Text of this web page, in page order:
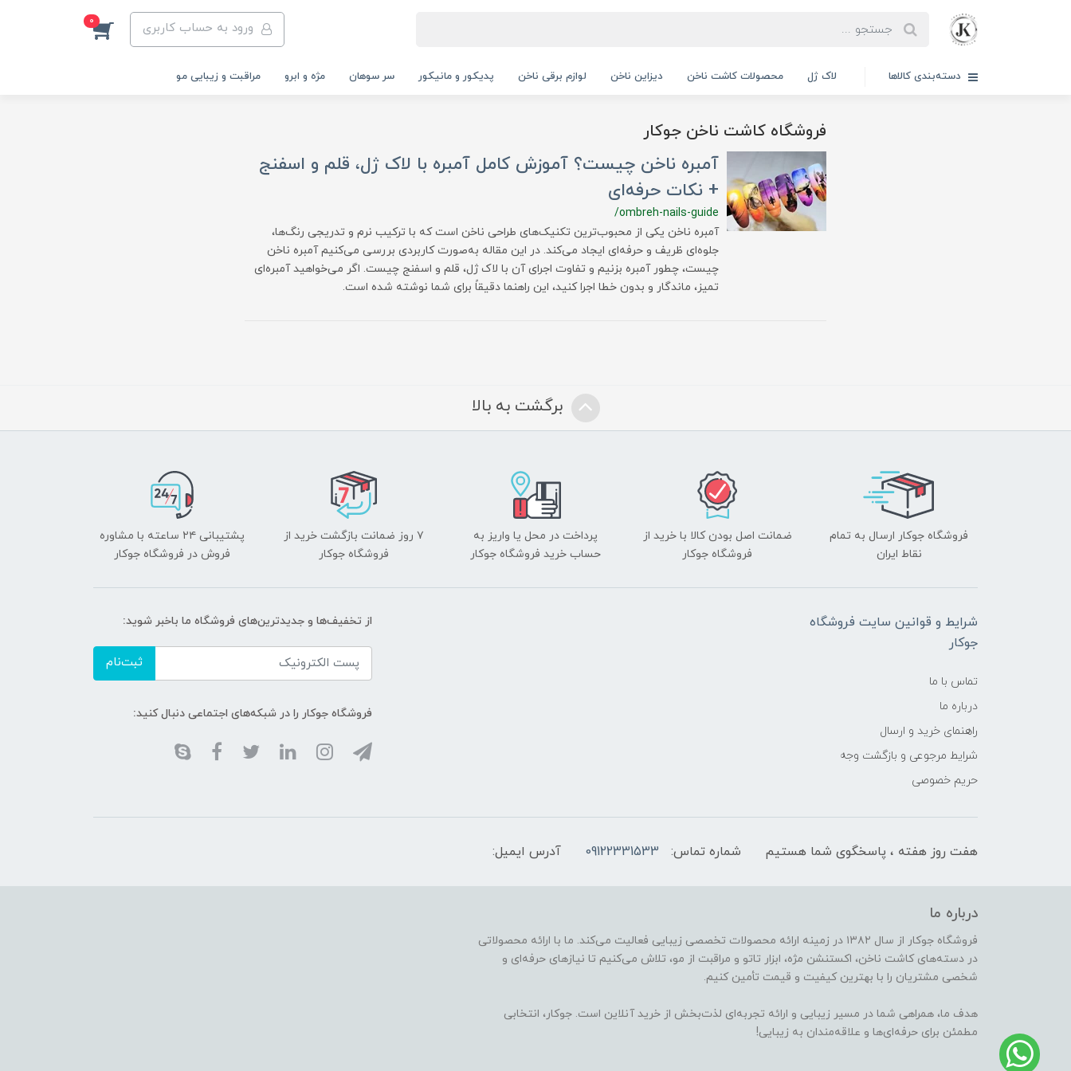
ورود به حساب کاربری 0
دسته‌بندی کالاها لاک ژل محصولات کاشت ناخن دیزاین ناخن لوازم برقی ناخن پدیکور و مانیکور سر سوهان مژه و ابرو مراقبت و زیبایی مو
فروشگاه کاشت ناخن جوکار
آمبره ناخن چیست؟ آموزش کامل آمبره با لاک ژل، قلم و اسفنج
+ نکات حرفه‌ای
/ombreh-nails-guide
آمبره ناخن یکی از محبوب‌ترین تکنیک‌های طراحی ناخن است که با ترکیب نرم و تدریجی رنگ‌ها،
جلوه‌ای ظریف و حرفه‌ای ایجاد می‌کند. در این مقاله به‌صورت کاربردی بررسی می‌کنیم آمبره ناخن
چیست، چطور آمبره بزنیم و تفاوت اجرای آن با لاک ژل، قلم و اسفنج چیست. اگر می‌خواهید آمبره‌ای
تمیز، ماندگار و بدون خطا اجرا کنید، این راهنما دقیقاً برای شما نوشته شده است.
برگشت به بالا
فروشگاه جوکار ارسال به تمام
نقاط ایران
ضمانت اصل بودن کالا با خرید از
فروشگاه جوکار
پرداخت در محل یا واریز به
حساب خرید فروشگاه جوکار
۷ روز ضمانت بازگشت خرید از
فروشگاه جوکار
پشتیبانی ۲۴ ساعته با مشاوره
فروش در فروشگاه جوکار
شرایط و قوانین سایت فروشگاه
جوکار
تماس با ما
درباره ما
راهنمای خرید و ارسال
شرایط مرجوعی و بازگشت وجه
حریم خصوصی
از تخفیف‌ها و جدیدترین‌های فروشگاه ما باخبر شوید:
ثبت‌نام
فروشگاه جوکار را در شبکه‌های اجتماعی دنبال کنید:
هفت روز هفته ، پاسخگوی شما هستیم شماره تماس: 09122331533 آدرس ایمیل:
درباره ما
فروشگاه جوکار از سال ۱۳۸۲ در زمینه ارائه محصولات تخصصی زیبایی فعالیت می‌کند. ما با ارائه محصولاتی
در دسته‌های کاشت ناخن، اکستنشن مژه، ابزار تاتو و مراقبت از مو، تلاش می‌کنیم تا نیازهای حرفه‌ای و
شخصی مشتریان را با بهترین کیفیت و قیمت تأمین کنیم.
هدف ما، همراهی شما در مسیر زیبایی و ارائه تجربه‌ای لذت‌بخش از خرید آنلاین است. جوکار، انتخابی
مطمئن برای حرفه‌ای‌ها و علاقه‌مندان به زیبایی!